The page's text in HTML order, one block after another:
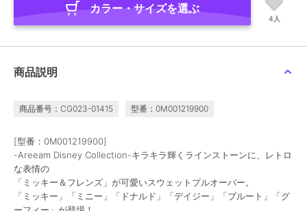
カラー・サイズを選ぶ
4人
商品説明
商品番号：CG023-01415 型番：0M001219900
[型番：0M001219900]
-Areeam Disney Collection-キラキラ輝くラインストーンに、レトロ
な表情の
「ミッキー＆フレンズ」が可愛いスウェットプルオーバー。
「ミッキー」「ミニー」「ドナルド」「デイジー」「プルート」「グ